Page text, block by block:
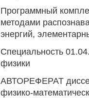
Программный
методами
энергий,
Специальность
физики
АВТОРЕФЕРАТ
физико-